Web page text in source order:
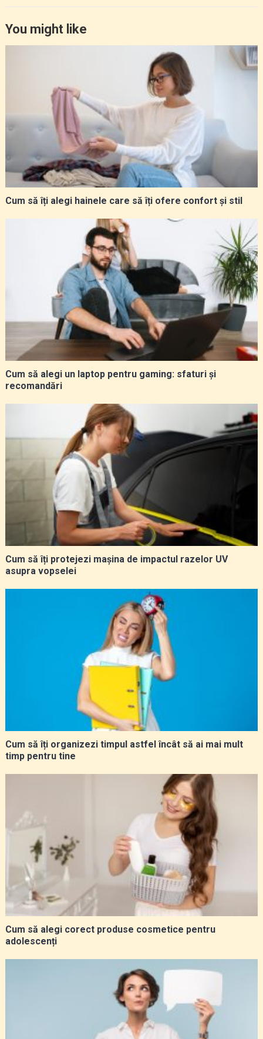
You might like
Cum să îți alegi hainele care să îți ofere confort și stil
Cum să alegi un laptop pentru gaming: sfaturi și
recomandări
Cum să îți protejezi mașina de impactul razelor UV
asupra vopselei
Cum să îți organizezi timpul astfel încât să ai mai mult
timp pentru tine
Cum să alegi corect produse cosmetice pentru
adolescenți